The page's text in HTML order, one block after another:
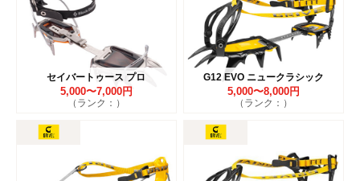
セイバートゥース プロ
5,000〜7,000円
（ランク：）
G12 EVO ニュークラシック
5,000〜8,000円
（ランク：）